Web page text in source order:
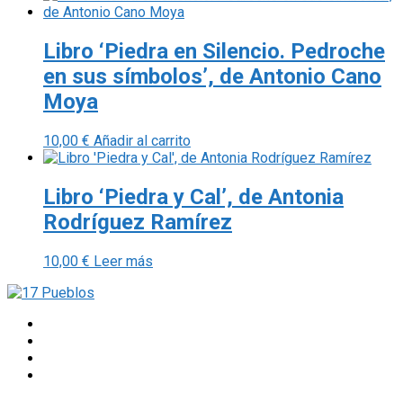
Libro ‘Piedra en Silencio. Pedroche
en sus símbolos’, de Antonio Cano
Moya
10,00 € Añadir al carrito
Libro ‘Piedra y Cal’, de Antonia
Rodríguez Ramírez
10,00 € Leer más